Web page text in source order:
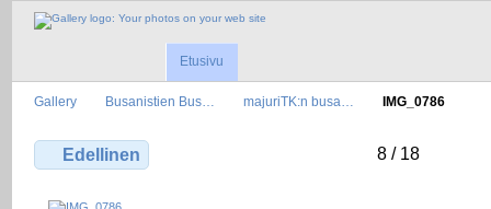
Etusivu
Gallery Busanistien Bus… majuriTK:n busa… IMG_0786
Edellinen 8 / 18